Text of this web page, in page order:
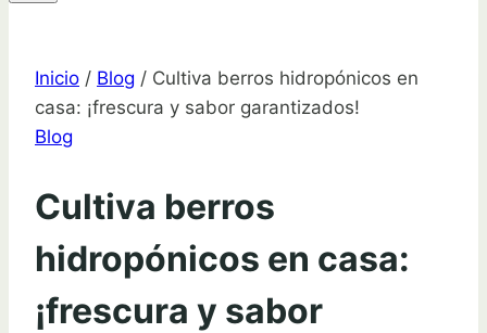
Inicio / Blog / Cultiva berros hidropónicos en
casa: ¡frescura y sabor garantizados!
Blog
Cultiva berros
hidropónicos en casa:
¡frescura y sabor